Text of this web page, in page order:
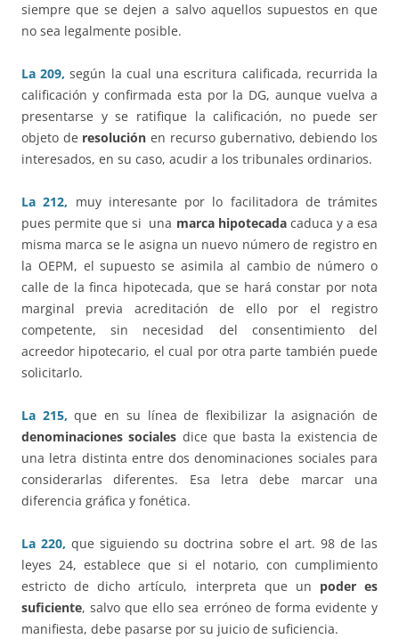
siempre que se dejen a salvo aquellos supuestos en que
no sea legalmente posible.
La 209, según la cual una escritura calificada, recurrida la
calificación y confirmada esta por la DG, aunque vuelva a
presentarse y se ratifique la calificación, no puede ser
objeto de resolución en recurso gubernativo, debiendo los
interesados, en su caso, acudir a los tribunales ordinarios.
La 212, muy interesante por lo facilitadora de trámites
pues permite que si una marca hipotecadacaduca y a esa
misma marca se le asigna un nuevo número de registro en
la OEPM, el supuesto se asimila al cambio de número o
calle de la finca hipotecada, que se hará constar por nota
marginal previa acreditación de ello por el registro
competente, sin necesidad del consentimiento del
acreedor hipotecario, el cual por otra parte también puede
solicitarlo.
La 215, que en su línea de flexibilizar la asignación de
denominaciones sociales dice que basta la existencia de
una letra distinta entre dos denominaciones sociales para
considerarlas diferentes. Esa letra debe marcar una
diferencia gráfica y fonética.
La 220, que siguiendo su doctrina sobre el art. 98 de las
leyes 24, establece que si el notario, con cumplimiento
estricto de dicho artículo, interpreta que un poder es
suficiente, salvo que ello sea erróneo de forma evidente y
manifiesta, debe pasarse por su juicio de suficiencia.